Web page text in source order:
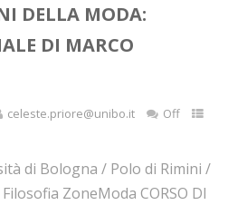
DELLA MODA:
DI MARCO
celeste.priore@unibo.it
Off
di Bologna / Polo di Rimini /
ZoneModa CORSO DI